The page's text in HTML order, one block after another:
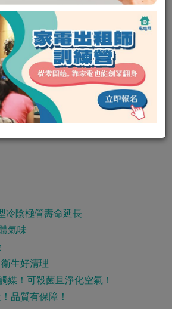
冷陰極管壽命延長
氣味
生好清理
媒！可殺菌且淨化空氣！
品質有保障！